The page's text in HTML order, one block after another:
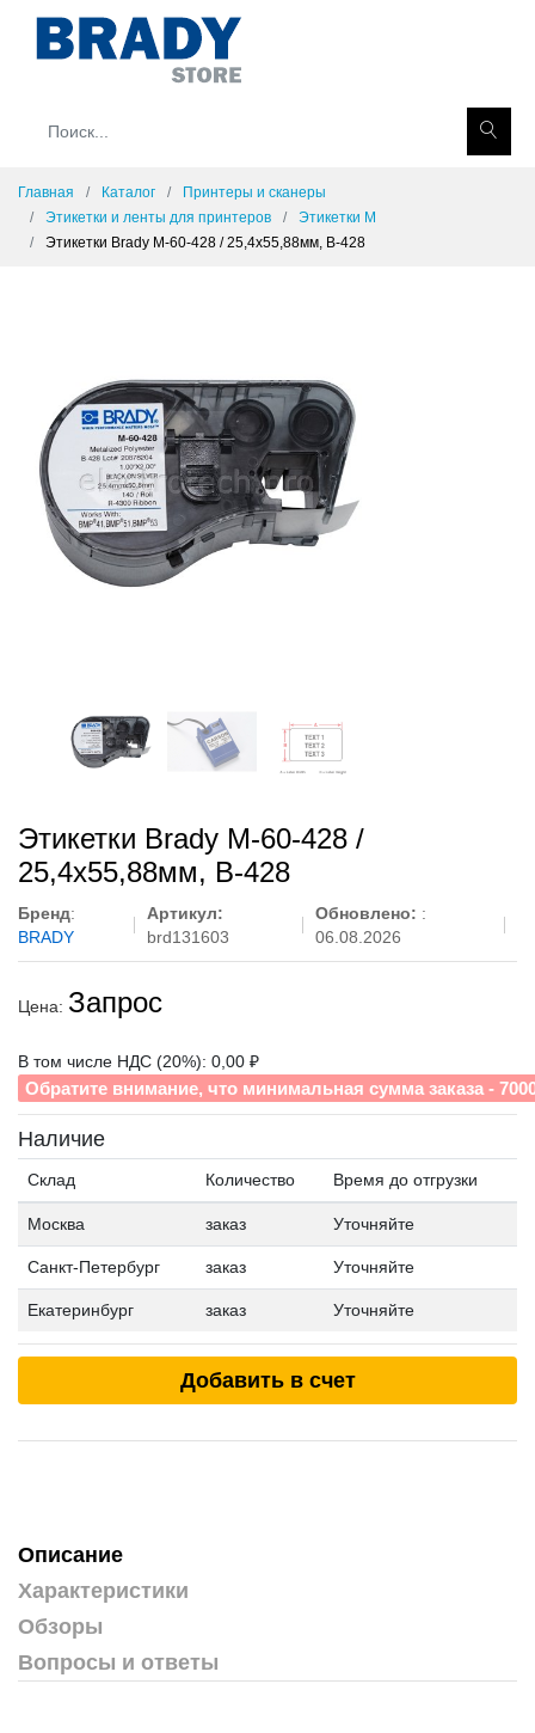
Главная Каталог
Принтеры и сканеры
Этикетки и ленты для принтеров
Этикетки M
Этикетки Brady M-60-428 / 25,4x55,88мм, B-428
Этикетки Brady M-60-428 /
25,4x55,88мм, B-428
Бренд:
BRADY
Артикул:
brd131603
Обновлено: :
06.08.2026
Цена: Запрос
В том числе НДС (20%): 0,00 ₽
Обратите внимание, что минимальная сумма заказа -
Наличие
Склад Количество Время до отгрузки
Москва заказ Уточняйте
Санкт-Петербург заказ Уточняйте
Екатеринбург заказ Уточняйте
Добавить в счет
Описание
Характеристики
Обзоры
Вопросы и ответы